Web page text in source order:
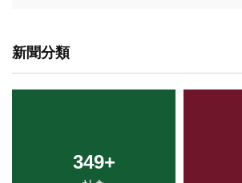
新聞分類
349+